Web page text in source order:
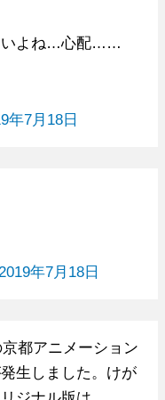
いよね…心配……
年7月18日
2019年7月18日
都アニメーション
生しました。けが